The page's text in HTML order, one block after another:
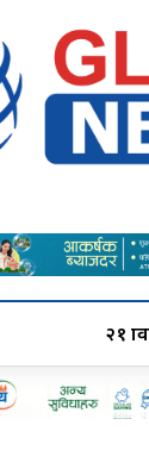
२१